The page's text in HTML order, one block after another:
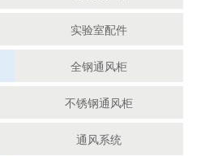
实验室配件
全钢通风柜
不锈钢通风柜
通风系统